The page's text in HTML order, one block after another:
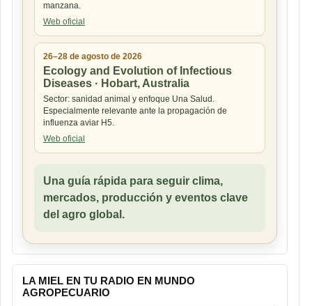
manzana.
Web oficial
26–28 de agosto de 2026
Ecology and Evolution of Infectious
Diseases · Hobart, Australia
Sector: sanidad animal y enfoque Una Salud.
Especialmente relevante ante la propagación de
influenza aviar H5.
Web oficial
Una guía rápida para seguir clima,
mercados, producción y eventos clave
del agro global.
LA MIEL EN TU RADIO EN MUNDO
AGROPECUARIO